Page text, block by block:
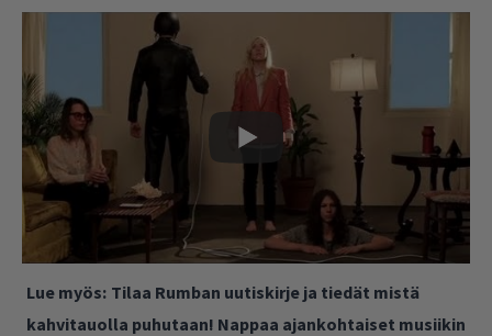
Lue myös: Tilaa Rumban uutiskirje ja tiedät mistä
kahvitauolla puhutaan! Nappaa ajankohtaiset musiikin